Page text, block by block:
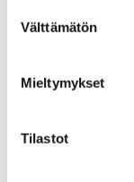
valinta
Välttämätön
Mieltymykset
Tilastot
Yhteiset